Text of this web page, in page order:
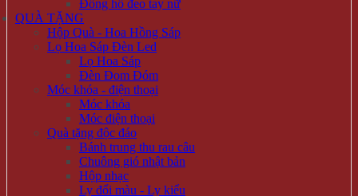
Đồng hồ đeo tay nữ
QUÀ TẶNG
Hộp Quà - Hoa Hồng Sáp
Lọ Hoa Sáp Đèn Led
Lọ Hoa Sáp
Đèn Đom Đóm
Móc khóa - điện thoại
Móc khóa
Móc điện thoại
Quà tặng độc đáo
Bánh trung thu rau câu
Chuông gió nhật bản
Hộp nhạc
Ly đổi màu - Ly kiểu